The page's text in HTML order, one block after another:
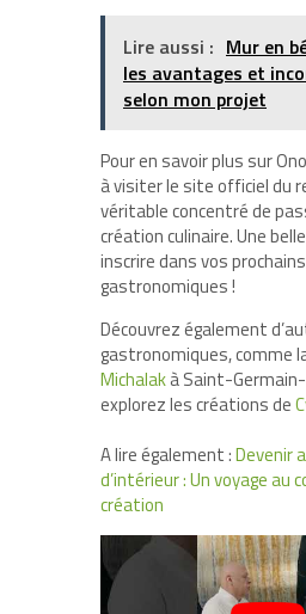
Lire aussi : Mur en
les avantages et
selon mon projet
Pour en savoir plus sur
à visiter le site officiel du
véritable concentré de
création culinaire. Une
inscrire dans vos
gastronomiques !
Découvrez également
gastronomiques, comme
Michalakà Saint-
explorez les créations de
A lire également :Devenir
d’intérieur : Un voyage au
création